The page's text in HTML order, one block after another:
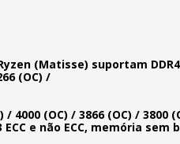
(Matisse) suportam
(OC) /
/ 4000 (OC) / 3866 (OC) / 3800
ECC e não ECC, memória sem